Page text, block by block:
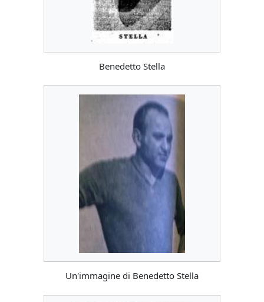
Benedetto Stella
Un'immagine di Benedetto Stella